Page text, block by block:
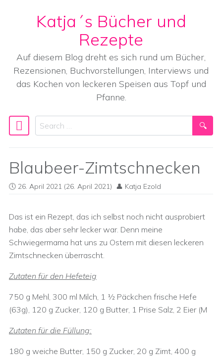
Skip to content
Katja´s Bücher und
Rezepte
Auf diesem Blog dreht es sich rund um Bücher,
Rezensionen, Buchvorstellungen, Interviews und
das Kochen von leckeren Speisen aus Topf und
Pfanne.
Main Navigation
Search
Blaubeer-Zimtschnecken
26. April 2021 (26. April 2021) Katja Ezold
Das ist ein Rezept, das ich selbst noch nicht ausprobiert
habe, das aber sehr lecker war. Denn meine
Schwiegermama hat uns zu Ostern mit diesen leckeren
Zimtschnecken überrascht.
Zutaten für den Hefeteig
750 g Mehl, 300 ml Milch, 1 ½ Päckchen frische Hefe
(63g), 120 g Zucker, 120 g Butter, 1 Prise Salz, 2 Eier (M
Zutaten für die Füllung:
180 g weiche Butter, 150 g Zucker, 20 g Zimt, 400 g